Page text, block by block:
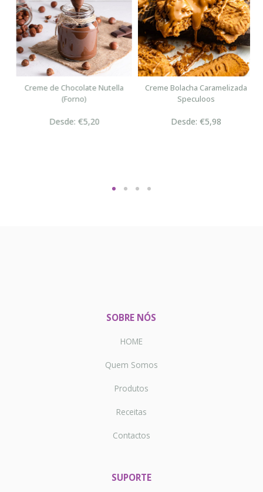
Creme de Chocolate Nutella
(Forno)
Desde: €5,20
Creme Bolacha Caramelizada
Speculoos
Desde: €5,98
SOBRE NÓS
HOME
Quem Somos
Produtos
Receitas
Contactos
SUPORTE